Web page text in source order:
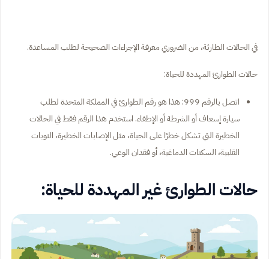
في الحالات الطارئة، من الضروري معرفة الإجراءات الصحيحة لطلب المساعدة.
حالات الطوارئ المهددة للحياة:
اتصل بالرقم 999: هذا هو رقم الطوارئ في المملكة المتحدة لطلب
سيارة إسعاف أو الشرطة أو الإطفاء. استخدم هذا الرقم فقط في الحالات
الخطيرة التي تشكل خطرًا على الحياة، مثل الإصابات الخطيرة، النوبات
القلبية، السكتات الدماغية، أو فقدان الوعي.
حالات الطوارئ غير المهددة للحياة: